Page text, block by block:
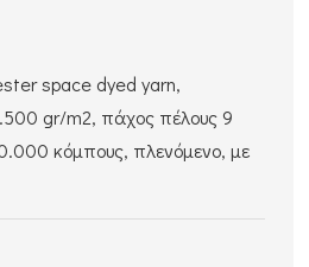
space dyed yarn,
gr/m2, πάχος πέλους 9
κόμπους, πλενόμενο, με